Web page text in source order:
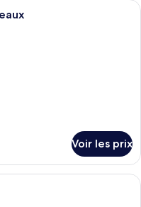
chambre d’hôtel avec un lit, du
Voir les prix
chambre d’hôtel avec deux lits,